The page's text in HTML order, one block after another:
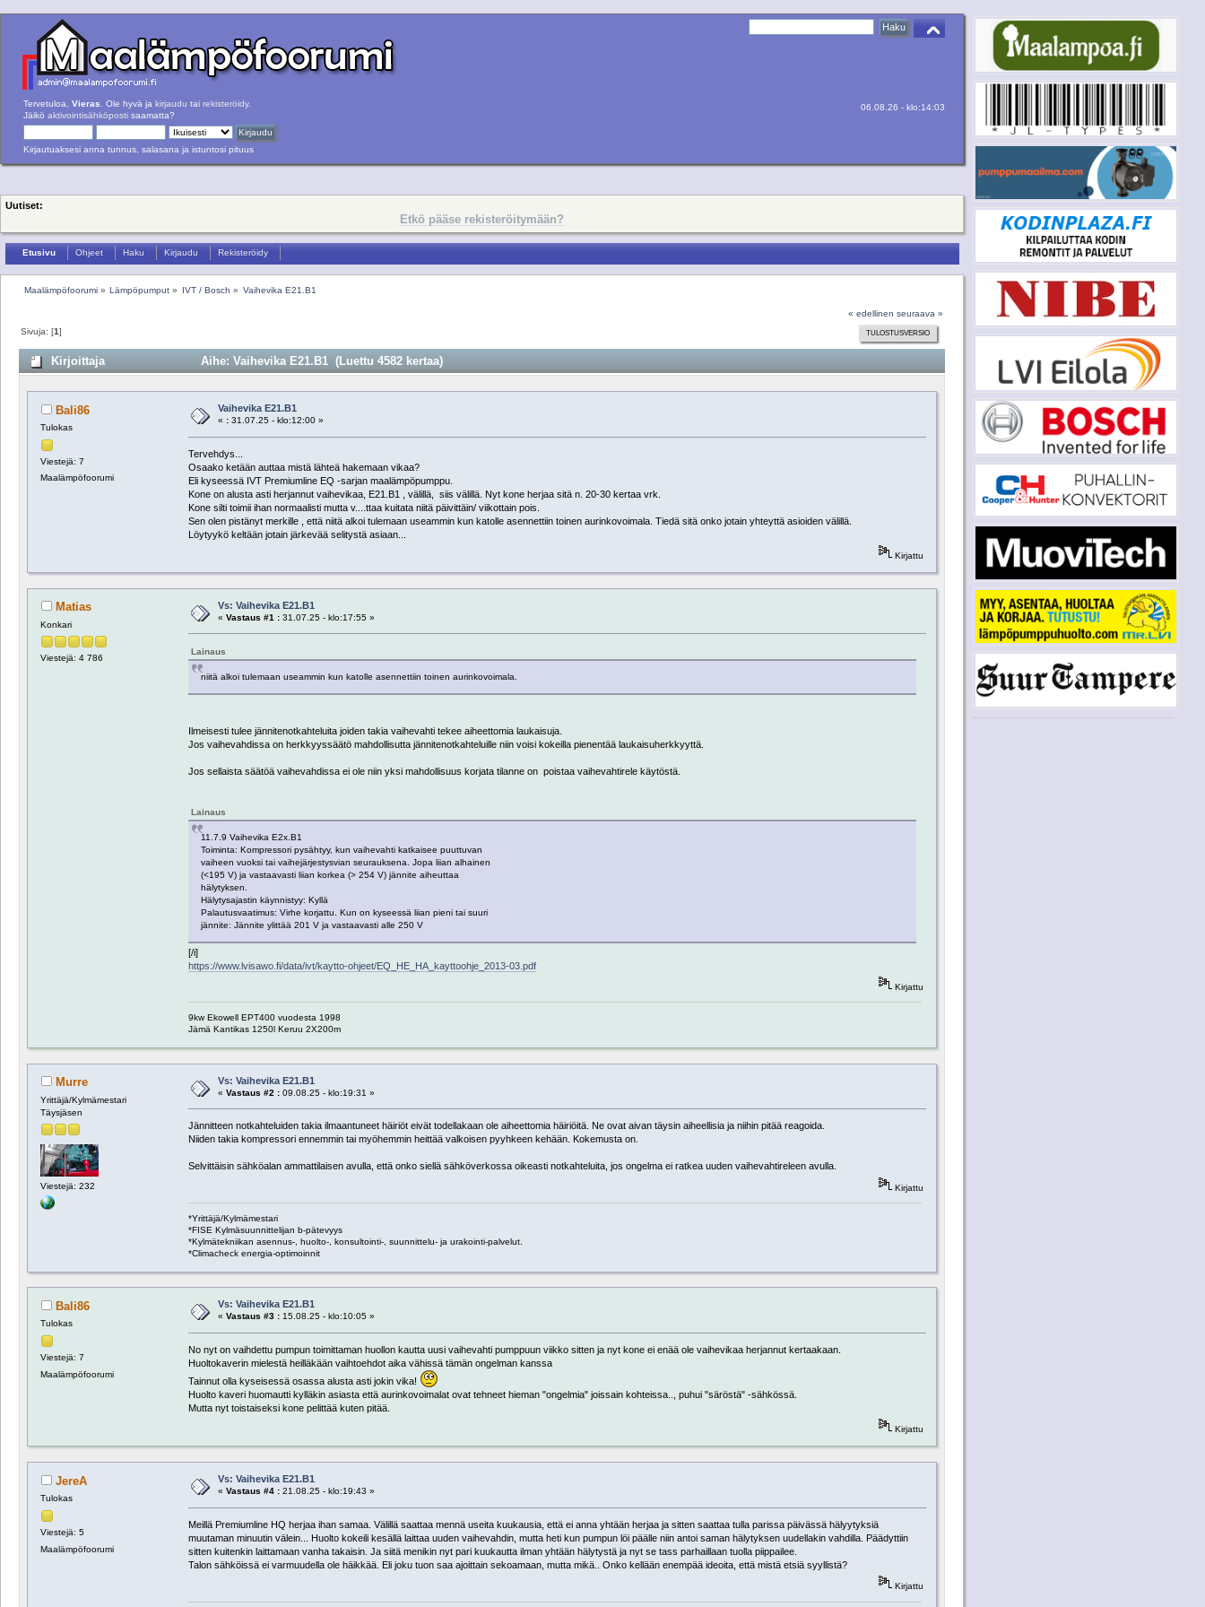
Tervetuloa, Vieras . Ole hyvä ja kirjaudu tai rekisteröidy.
Jäikö aktivointisähköposti saamatta?
Kirjautuaksesi anna tunnus, salasana ja istuntosi pituus
06.08.26 - klo:14:03
Uutiset:
Etkö pääse rekisteröitymään?
Etusivu Ohjeet Haku Kirjaudu Rekisteröidy
Maalämpöfoorumi» Lämpöpumput » IVT / Bosch » Vaihevika E21.B1
« edellinen seuraava »
TULOSTUSVERSIO
Sivuja: [1]
Kirjoittaja Aihe: Vaihevika E21.B1 (Luettu 4582 kertaa)
Bali86
Tulokas
Viestejä: 7
Maalämpöfoorumi
Vaihevika E21.B1
« :31.07.25 - klo:12:00 »
Tervehdys...
Osaako ketään auttaa mistä lähteä hakemaan vikaa?
Eli kyseessä IVT Premiumline EQ -sarjan maalämpöpumppu.
Kone on alusta asti herjannut vaihevikaa, E21.B1 , välillä, siis välillä. Nyt kone herjaa sitä n. 20-30 kertaa vrk.
Kone silti toimii ihan normaalisti mutta v....ttaa kuitata niitä päivittäin/ viikottain pois.
Sen olen pistänyt merkille , että niitä alkoi tulemaan useammin kun katolle asennettiin toinen aurinkovoimala. Tiedä sitä onko jotain yhteyttä asioiden välillä.
Löytyykö keltään jotain järkevää selitystä asiaan...
Kirjattu
Matias
Konkari
Viestejä: 4 786
Vs: Vaihevika E21.B1
« Vastaus #1 :31.07.25 - klo:17:55 »
Lainaus
niitä alkoi tulemaan useammin kun katolle asennettiin toinen aurinkovoimala.
Ilmeisesti tulee jännitenotkahteluita joiden takia vaihevahti tekee aiheettomia laukaisuja.
Jos vaihevahdissa on herkkyyssäätö mahdollisutta jännitenotkahteluille niin voisi kokeilla pienentää laukaisuherkkyyttä.
Jos sellaista säätöä vaihevahdissa ei ole niin yksi mahdollisuus korjata tilanne on poistaa vaihevahtirele käytöstä.
Lainaus
11.7.9 Vaihevika E2x.B1
Toiminta: Kompressori pysähtyy, kun vaihevahti katkaisee puuttuvan
vaiheen vuoksi tai vaihejärjestysvian seurauksena. Jopa liian alhainen
(<195 V) ja vastaavasti liian korkea (> 254 V) jännite aiheuttaa
hälytyksen.
Hälytysajastin käynnistyy: Kyllä
Palautusvaatimus: Virhe korjattu. Kun on kyseessä liian pieni tai suuri
jännite: Jännite ylittää 201 V ja vastaavasti alle 250 V
[/i]
https://www.lvisawo.fi/data/ivt/kaytto-ohjeet/EQ_HE_HA_kayttoohje_2013-03.pdf
Kirjattu
9kw Ekowell EPT400 vuodesta 1998
Jämä Kantikas 1250l Keruu 2X200m
Murre
Yrittäjä/Kylmämestari
Täysjäsen
Viestejä: 232
Vs: Vaihevika E21.B1
« Vastaus #2 :09.08.25 - klo:19:31 »
Jännitteen notkahteluiden takia ilmaantuneet häiriöt eivät todellakaan ole aiheettomia häiriöitä. Ne ovat aivan täysin aiheellisia ja niihin pitää reagoida.
Niiden takia kompressori ennemmin tai myöhemmin heittää valkoisen pyyhkeen kehään. Kokemusta on.
Selvittäisin sähköalan ammattilaisen avulla, että onko siellä sähköverkossa oikeasti notkahteluita, jos ongelma ei ratkea uuden vaihevahtireleen avulla.
Kirjattu
*Yrittäjä/Kylmämestari
*FISE Kylmäsuunnittelijan b-pätevyys
*Kylmätekniikan asennus-, huolto-, konsultointi-, suunnittelu- ja urakointi-palvelut.
*Climacheck energia-optimoinnit
Bali86
Tulokas
Viestejä: 7
Maalämpöfoorumi
Vs: Vaihevika E21.B1
« Vastaus #3 :15.08.25 - klo:10:05 »
No nyt on vaihdettu pumpun toimittaman huollon kautta uusi vaihevahti pumppuun viikko sitten ja nyt kone ei enää ole vaihevikaa herjannut kertaakaan.
Huoltokaverin mielestä heilläkään vaihtoehdot aika vähissä tämän ongelman kanssa
Tainnut olla kyseisessä osassa alusta asti jokin vika!
Huolto kaveri huomautti kylläkin asiasta että aurinkovoimalat ovat tehneet hieman "ongelmia" joissain kohteissa.., puhui "säröstä" -sähkössä.
Mutta nyt toistaiseksi kone pelittää kuten pitää.
Kirjattu
JereA
Tulokas
Viestejä: 5
Maalämpöfoorumi
Vs: Vaihevika E21.B1
« Vastaus #4 :21.08.25 - klo:19:43 »
Meillä Premiumline HQ herjaa ihan samaa. Välillä saattaa mennä useita kuukausia, että ei anna yhtään herjaa ja sitten saattaa tulla parissa päivässä hälyytyksiä
muutaman minuutin välein... Huolto kokeili kesällä laittaa uuden vaihevahdin, mutta heti kun pumpun löi päälle niin antoi saman hälytyksen uudellakin vahdilla. Päädyttiin
sitten kuitenkin laittamaan vanha takaisin. Ja siitä menikin nyt pari kuukautta ilman yhtään hälytystä ja nyt se tass parhaillaan tuolla piippailee.
Talon sähköissä ei varmuudella ole häikkää. Eli joku tuon saa ajoittain sekoamaan, mutta mikä.. Onko kellään enempää ideoita, että mistä etsiä syyllistä?
Kirjattu